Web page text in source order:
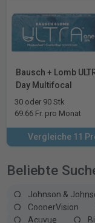
Bausch + Lomb
Day Multifocal
30 oder 90 Stk
69.66 Fr. pro Monat
Vergleiche 11
Beliebte
Johnson &
CooperVision
Acuvue